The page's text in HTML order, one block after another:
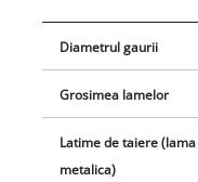
mm, este potrivita si
Diametrul gaurii
Grosimea lamelor
Latime de taiere (lama
metalica)